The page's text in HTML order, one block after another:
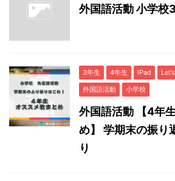
外国語活動 小学校
3年生 4年生 iPad
外国語活動
小学校
外国語活動 【4年
め】 学期末の振り
り